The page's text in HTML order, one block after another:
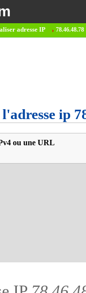
adresse IP 78.46.48.78
ip
ou une URL